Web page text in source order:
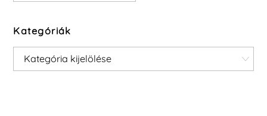
Kategóriák
Kategóriák